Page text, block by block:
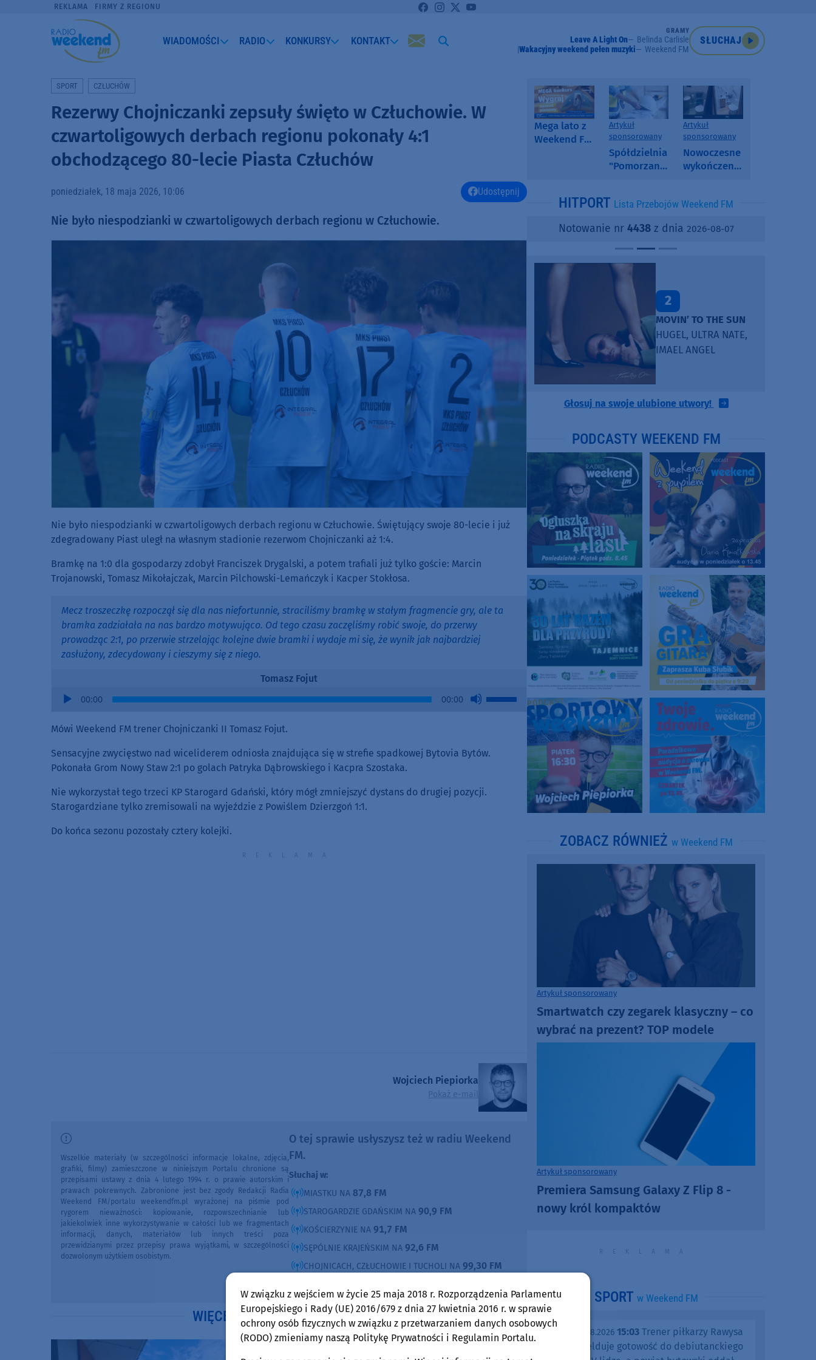
REKLAMA FIRMY Z REGIONU
WIADOMOŚCI RADIO KONKURSY KONTAKT
GRAMY
Leave A Light On
Belinda Carlisle
Wakacyjny weekend pełen muzyki
Weekend FM
SŁUCHAJ
SPORT CZŁUCHÓW
Rezerwy Chojniczanki zepsuły święto w Człuchowie. W
czwartoligowych derbach regionu pokonały 4:1
obchodzącego 80-lecie Piasta Człuchów
poniedziałek, 18 maja 2026, 10:06 Udostępnij
Nie było niespodzianki w czwartoligowych derbach regionu w Człuchowie.
Nie było niespodzianki w czwartoligowych derbach regionu w Człuchowie. Świętujący swoje 80-lecie i już
zdegradowany Piast uległ na własnym stadionie rezerwom Chojniczanki aż 1:4.
Bramkę na 1:0 dla gospodarzy zdobył Franciszek Drygalski, a potem trafiali już tylko goście: Marcin
Trojanowski, Tomasz Mikołajczak, Marcin Pilchowski-Lemańczyk i Kacper Stokłosa.
Mecz troszeczkę rozpoczął się dla nas niefortunnie, straciliśmy bramkę w stałym fragmencie gry, ale ta
bramka zadziałała na nas bardzo motywująco. Od tego czasu zaczęliśmy robić swoje, do przerwy
prowadząc 2:1, po przerwie strzelając kolejne dwie bramki i wydaje mi się, że wynik jak najbardziej
zasłużony, zdecydowany i cieszymy się z niego.
Tomasz Fojut
Audio
00:00 00:00
Use
Up/Down
to
decrease
Mówi Weekend FM trener Chojniczanki II Tomasz Fojut.
Sensacyjne zwycięstwo nad wiceliderem odniosła znajdująca się w strefie spadkowej Bytovia Bytów.
Pokonała Grom Nowy Staw 2:1 po golach Patryka Dąbrowskiego i Kacpra Szostaka.
Nie wykorzystał tego trzeci KP Starogard Gdański, który mógł zmniejszyć dystans do drugiej pozycji.
Starogardziane tylko zremisowali na wyjeździe z Powiślem Dzierzgoń 1:1.
Do końca sezonu pozostały cztery kolejki.
Wojciech Piepiorka
Pokaż e-mail
O tej sprawie usłyszysz też w radiu Weekend
FM.
Słuchaj w:
MIASTKU NA 87,8 FM
STAROGARDZIE GDAŃSKIM NA 90,9 FM
KOŚCIERZYNIE NA 91,7 FM
SĘPÓLNIE KRAJEŃSKIM NA 92,6 FM
CHOJNICACH, CZŁUCHOWIE I TUCHOLI NA 99,30 FM
Wszelkie materiały (w szczególności informacje lokalne, zdjęcia,
grafiki, filmy) zamieszczone w niniejszym Portalu chronione są
przepisami ustawy z dnia 4 lutego 1994 r. o prawie autorskim i
prawach pokrewnych. Zabronione jest bez zgody Redakcji Radia
Weekend FM/portalu weekendfm.pl wyrażonej na piśmie pod
rygorem nieważności: kopiowanie, rozpowszechnianie lub
jakiekolwiek inne wykorzystywanie w całości lub we fragmentach
informacji, danych, materiałów lub innych treści poza
przewidzianymi przez przepisy prawa wyjątkami, w szczególności
dozwolonym użytkiem osobistym.
WIĘCEJ WIADOMOŚCI w Weekend FM
Człuchów
Mega lato z
Weekend FM
Artykuł
sponsorowany
Spółdzielnia
"Pomorzanka"
informuje o
i ofertach
najmu
Artykuł
sponsorowany
Nowoczesne
wykończenia
SPC, WPC i
kamienny
HITPORT Lista Przebojów Weekend FM
Notowanie nr 4438z dnia 2026-08-07
2
MOVIN’ TO THE SUN
HUGEL, ULTRA NATE,
IMAEL ANGEL
Głosuj na swoje ulubione utwory!
PODCASTY WEEKEND FM
ZOBACZ RÓWNIEŻ w Weekend FM
Artykuł sponsorowany
Smartwatch czy zegarek klasyczny – co
wybrać na prezent? TOP modele
Artykuł sponsorowany
Premiera Samsung Galaxy Z Flip 8 -
nowy król kompaktów
SPORT w Weekend FM
piątek, 07.08.2026 15:03 Trener piłkarzy Rawysa
Raciąż melduje gotowość do debiutanckiego
W związku z wejściem w życie 25 maja 2018 r. Rozporządzenia Parlamentu
Europejskiego i Rady (UE) 2016/679 z dnia 27 kwietnia 2016 r. w sprawie
ochrony osób fizycznych w związku z przetwarzaniem danych osobowych
(RODO) zmieniamy naszą Politykę Prywatności i Regulamin Portalu.